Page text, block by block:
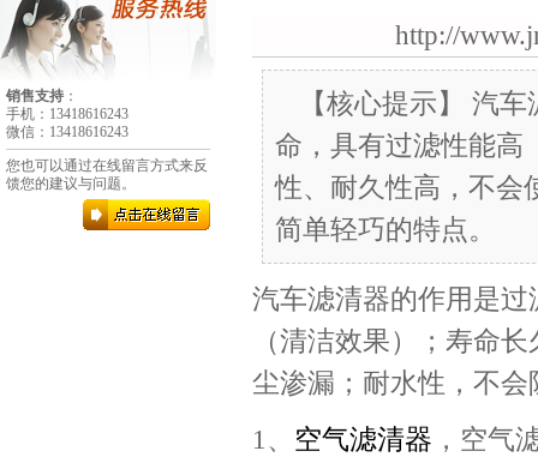
销售支持 ：
手机：13418616243
微信：13418616243
您也可以通过在线留言方式来反
馈您的建议与问题。
http://
【核心提示】 汽
命，具有过滤性能高
性、耐久性高，不会
简单轻巧的特点。
汽车滤清器的作用是
（清洁效果）；寿命
尘渗漏；耐水性，不
1、 空气滤清器 ，空气